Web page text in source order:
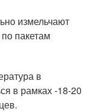
измельчают
пакетам
в
в рамках -18-20